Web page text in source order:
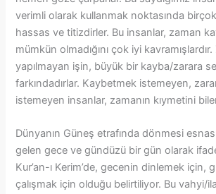
verimli olarak kullanmak noktasında
hassas ve titizdirler. Bu insanlar, zaman
mümkün olmadığını çok iyi
yapılmayan işin, büyük bir kayba/zarara
farkındadırlar. Kaybetmek istemeyen,
istemeyen insanlar, zamanın kıymetini
Dünyanın Güneş etrafında dönmesi
gelen gece ve gündüzü bir gün olarak
Kur’an-ı Kerim’de, gecenin dinlemek için,
çalışmak için olduğu belirtiliyor. Bu vahyi/